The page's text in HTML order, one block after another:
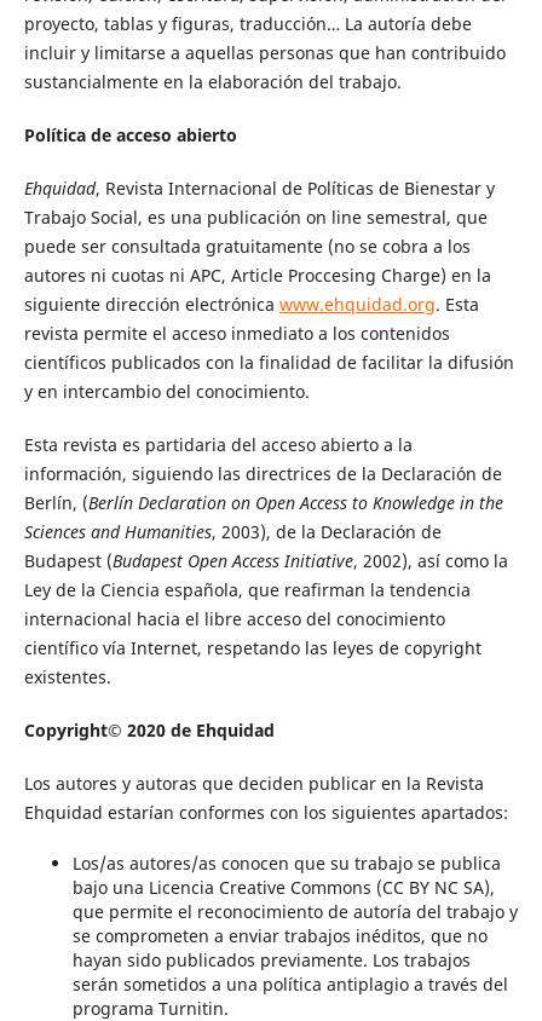
proyecto, tablas y figuras, traducción… La autoría debe
incluir y limitarse a aquellas personas que han contribuido
sustancialmente en la elaboración del trabajo.
Política de acceso abierto
Ehquidad, Revista Internacional de Políticas de Bienestar y
Trabajo Social, es una publicación on line semestral, que
puede ser consultada gratuitamente (no se cobra a los
autores ni cuotas ni APC, Article Proccesing Charge) en la
siguiente dirección electrónica www.ehquidad.org. Esta
revista permite el acceso inmediato a los contenidos
científicos publicados con la finalidad de facilitar la difusión
y en intercambio del conocimiento.
Esta revista es partidaria del acceso abierto a la
información, siguiendo las directrices de la Declaración de
Berlín, (Berlín Declaration on Open Access to Knowledge in the
Sciences and Humanities, 2003), de la Declaración de
Budapest (Budapest Open Access Initiative, 2002), así como la
Ley de la Ciencia española, que reafirman la tendencia
internacional hacia el libre acceso del conocimiento
científico vía Internet, respetando las leyes de copyright
existentes.
Copyright© 2020 de Ehquidad
Los autores y autoras que deciden publicar en la Revista
Ehquidad estarían conformes con los siguientes apartados:
Los/as autores/as conocen que su trabajo se publica
bajo una Licencia Creative Commons (CC BY NC SA),
que permite el reconocimiento de autoría del trabajo y
se comprometen a enviar trabajos inéditos, que no
hayan sido publicados previamente. Los trabajos
serán sometidos a una política antiplagio a través del
programa Turnitin.